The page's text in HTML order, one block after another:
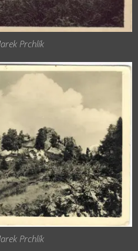
Prchlík
Prchlík